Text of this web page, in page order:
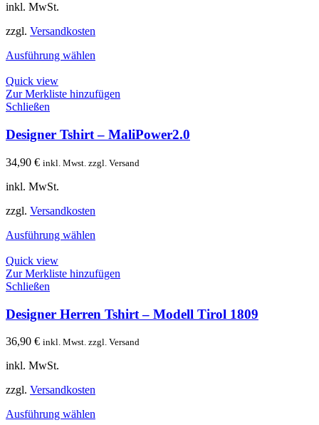
inkl. MwSt.
zzgl. Versandkosten
Ausführung wählen
Quick view
Zur Merkliste hinzufügen
Schließen
Designer Tshirt – MaliPower2.0
34,90 € inkl. Mwst. zzgl. Versand
inkl. MwSt.
zzgl. Versandkosten
Ausführung wählen
Quick view
Zur Merkliste hinzufügen
Schließen
Designer Herren Tshirt – Modell Tirol 1809
36,90 € inkl. Mwst. zzgl. Versand
inkl. MwSt.
zzgl. Versandkosten
Ausführung wählen